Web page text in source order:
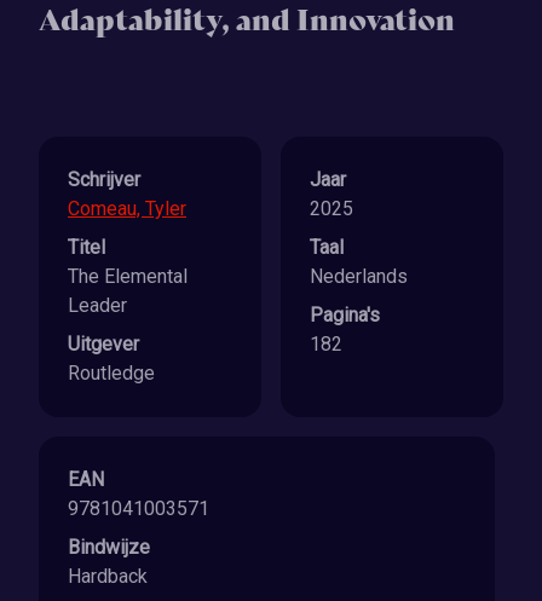
Adaptability, and Innovation
Schrijver
Comeau, Tyler
Titel
The Elemental
Leader
Uitgever
Routledge
Jaar
2025
Taal
Nederlands
Pagina's
182
EAN
9781041003571
Bindwijze
Hardback